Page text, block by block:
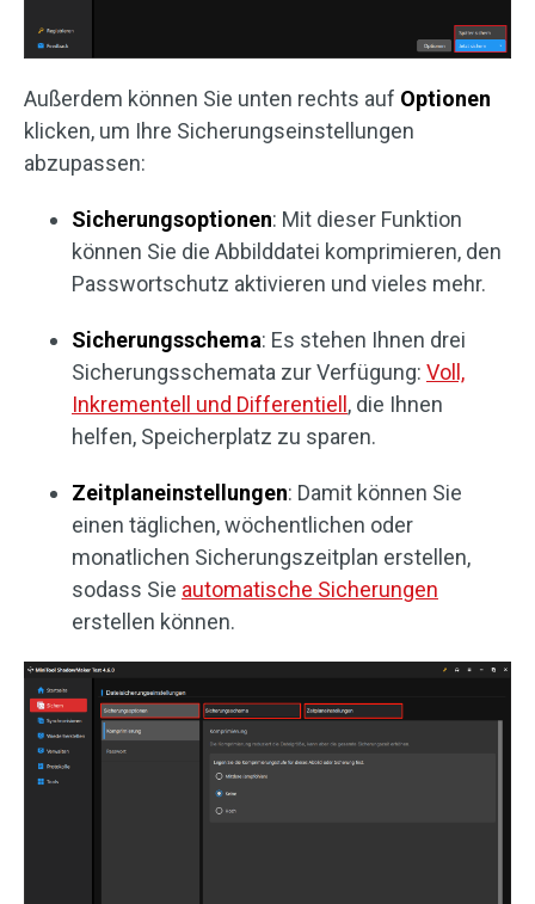
Außerdem können Sie unten rechts auf Optionen
klicken, um Ihre Sicherungseinstellungen
abzupassen:
Sicherungsoptionen: Mit dieser Funktion
können Sie die Abbilddatei komprimieren, den
Passwortschutz aktivieren und vieles mehr.
Sicherungsschema: Es stehen Ihnen drei
Sicherungsschemata zur Verfügung: Voll,
Inkrementell und Differentiell , die Ihnen
helfen, Speicherplatz zu sparen.
Zeitplaneinstellungen: Damit können Sie
einen täglichen, wöchentlichen oder
monatlichen Sicherungszeitplan erstellen,
sodass Sie automatische Sicherungen
erstellen können.